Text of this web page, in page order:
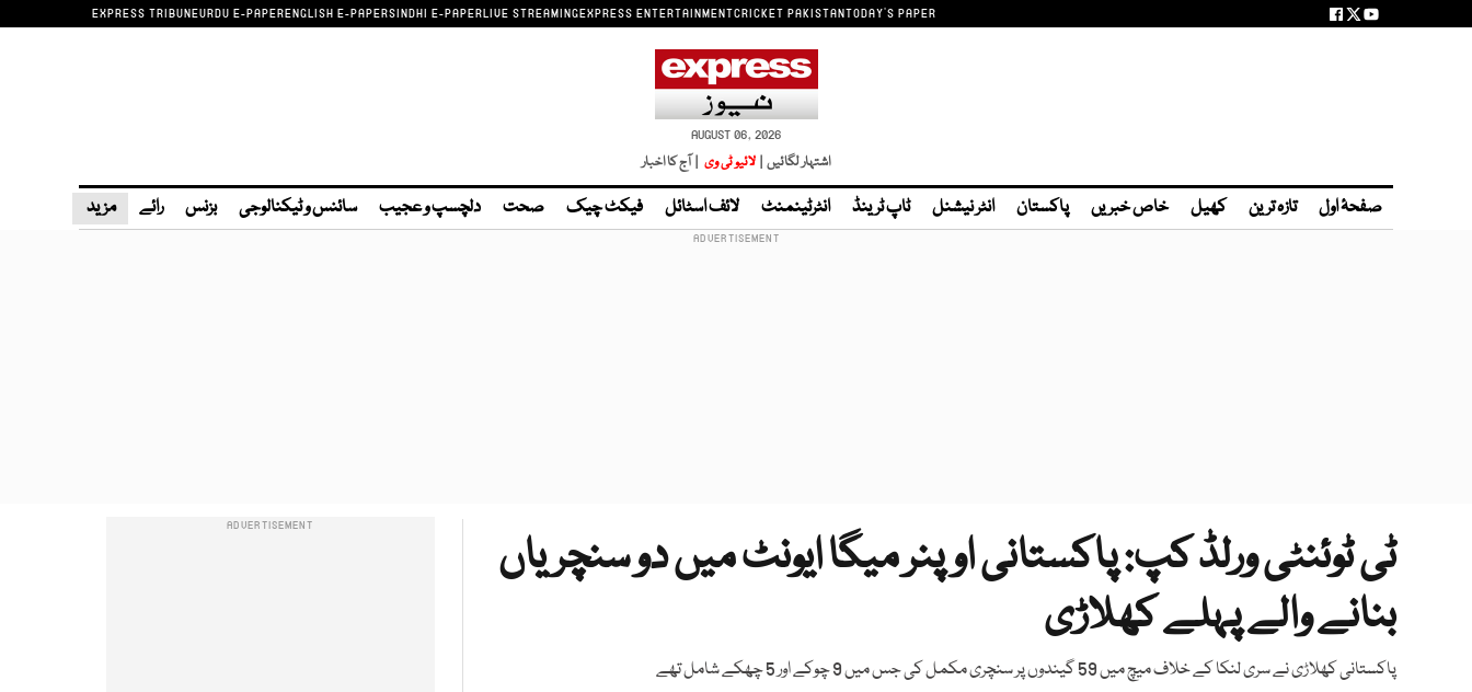
EXPRESS TRIBUNEURDU E-PAPERENGLISH E-PAPERSINDHI E-PAPERLIVE STREAMINGEXPRESS ENTERTAINMENTCRICKET PAKISTANTODAY'S PAPER
AUGUST 06, 2026
اشتہار لگائیں | لائیو ٹی وی | آج کا اخبار
صفحۂ اول تازہ ترین کھیل خاص خبریں پاکستان انٹر نیشنل ٹاپ ٹرینڈ انٹرٹینمنٹ لائف اسٹائل فیکٹ چیک صحت دلچسپ و عجیب سائنس و ٹیکنالوجی بزنس رائے مزید
ٹی ٹوئنٹی ورلڈ کپ: پاکستانی اوپنر میگا ایونٹ میں دو سنچریاں
بنانے والے پہلے کھلاڑی
پاکستانی کھلاڑی نے سری لنکا کے خلاف میچ میں 59 گیندوں پر سنچری مکمل کی جس میں 9 چوکے اور 5 چھکے شامل تھے